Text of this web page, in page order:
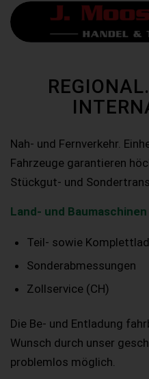
Nah- und Fernverkehr.
Fahrzeuge garantieren
Stückgut- und
Land- und
Teil- sowie
Sonderabmessungen
Zollservice (CH)
Die Be- und Entladung
Wunsch durch unser
problemlos möglich.